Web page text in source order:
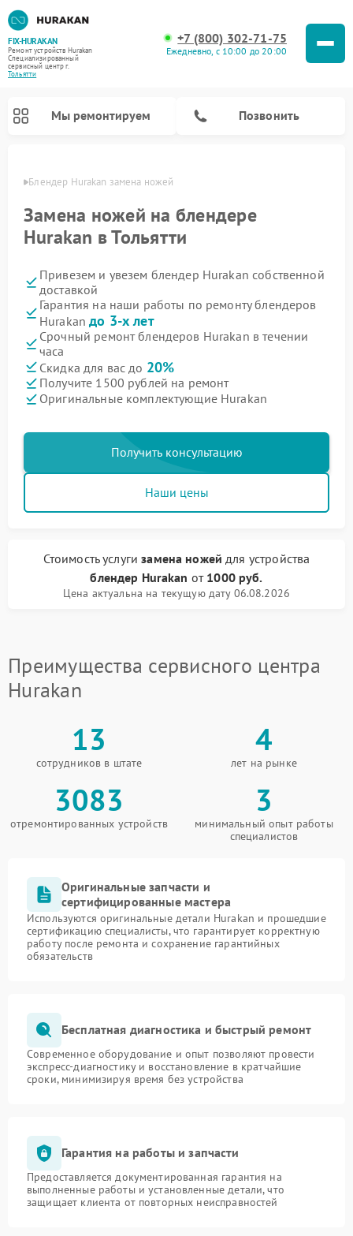
FIX-HURAKAN
Ремонт устройств Hurakan
Специализированный
cервисный центр г.
Тольятти
+7 (800) 302-71-75
Ежедневно, с 10:00 до 20:00
Мы ремонтируем Позвонить
Блендер Hurakan замена ножей
Замена ножей на блендере
Hurakan в Тольятти
Привезем и увезем блендер Hurakan собственной
доставкой
Гарантия на наши работы по ремонту блендеров
Hurakanдо 3-х лет
Срочный ремонт блендеров Hurakan в течении
часа
Скидка для вас до 20%
Получите 1500 рублей на ремонт
Оригинальные комплектующие Hurakan
Получить консультацию
Наши цены
Стоимость услугизамена ножей для устройства
блендер Hurakan от 1000 руб.
Цена актуальна на текущую дату 06.08.2026
Преимущества сервисного центра
Hurakan
13
сотрудников в штате
4
лет на рынке
3083
отремонтированных устройств
3
минимальный опыт работы
специалистов
Оригинальные запчасти и
сертифицированные мастера
Используются оригинальные детали Hurakan и прошедшие
сертификацию специалисты, что гарантирует корректную
работу после ремонта и сохранение гарантийных
обязательств
Бесплатная диагностика и быстрый ремонт
Современное оборудование и опыт позволяют провести
экспресс-диагностику и восстановление в кратчайшие
сроки, минимизируя время без устройства
Гарантия на работы и запчасти
Предоставляется документированная гарантия на
выполненные работы и установленные детали, что
защищает клиента от повторных неисправностей